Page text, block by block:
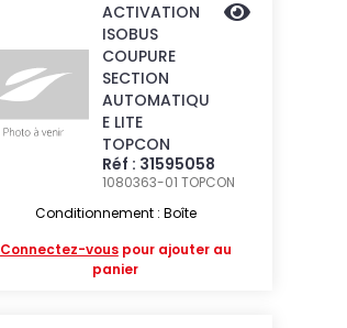
ACTIVATION
ISOBUS
COUPURE
SECTION
AUTOMATIQU
E LITE
TOPCON
Réf : 31595058
1080363-01 TOPCON
Conditionnement : Boîte
Connectez-vouspour ajouter au
panier